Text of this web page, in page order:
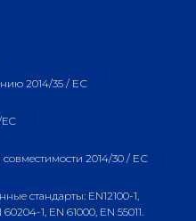
2014/35 / ЕС
2014/30 / ЕС
стандарты: EN12100-1,
1, EN 61000, EN 55011.